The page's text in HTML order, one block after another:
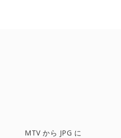
MTV から JPG に